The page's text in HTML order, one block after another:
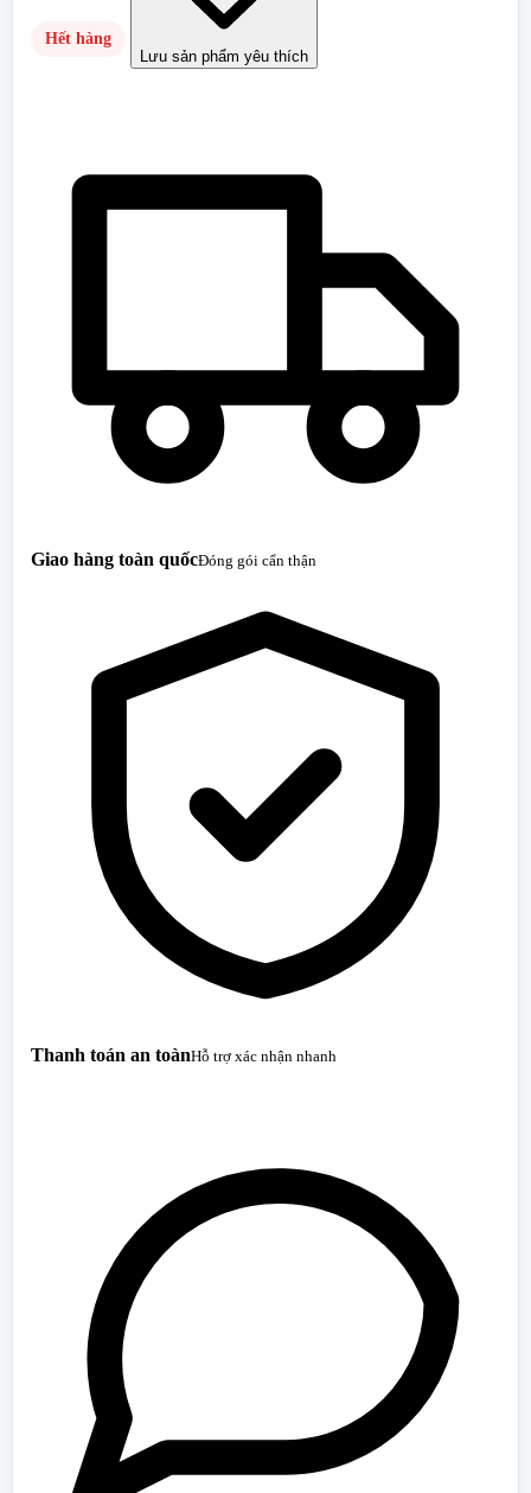
Hết hàng
Lưu sản phẩm yêu thích
Giao hàng toàn quốcĐóng gói cẩn thận
Thanh toán an toànHỗ trợ xác nhận nhanh